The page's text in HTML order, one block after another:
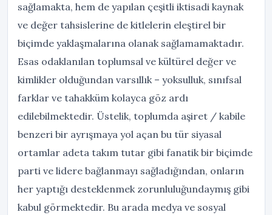
sağlamakta, hem de yapılan çeşitli iktisadi kaynak
ve değer tahsislerine de kitlelerin eleştirel bir
biçimde yaklaşmalarına olanak sağlamamaktadır.
Esas odaklanılan toplumsal ve kültürel değer ve
kimlikler olduğundan varsıllık – yoksulluk, sınıfsal
farklar ve tahakküm kolayca göz ardı
edilebilmektedir. Üstelik, toplumda aşiret / kabile
benzeri bir ayrışmaya yol açan bu tür siyasal
ortamlar adeta takım tutar gibi fanatik bir biçimde
parti ve lidere bağlanmayı sağladığından, onların
her yaptığı desteklenmek zorunluluğundaymış gibi
kabul görmektedir. Bu arada medya ve sosyal